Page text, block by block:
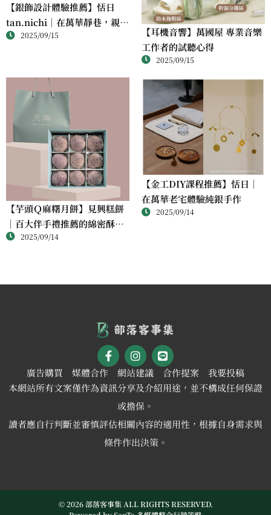
【銀飾設計體驗推薦】恬日
tan.nichi｜在萬華靜巷，親手
完成屬於自己的銀戒
2025/09/15
【耳機音響】萬國屋 專業音樂
工作者的試聽心得
2025/09/15
【芋頭Ｑ麻糬月餅】見興糕餅
｜百大伴手禮推薦的綿密酥香
新體驗2025/09/14
【金工DIY課程推薦】恬日｜
在萬華老宅體驗純銀手作
2025/09/14
廣告購買 媒體合作 網站建議 合作提案
我要投稿
本網站所有文案僅作為資訊分享及介紹用途，並不構成任何保證
或擔保。
讀者應自行判斷並審慎評估相關內容的適用性，根據自身需求與
條件作出決策。
© 2026 部落客事集 ALL RIGHTS RESERVED.